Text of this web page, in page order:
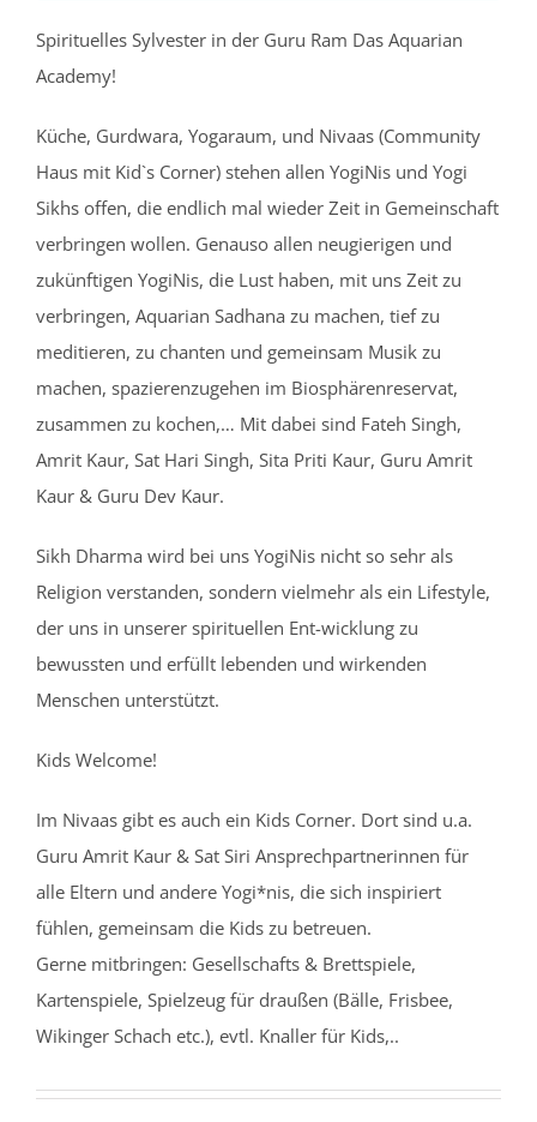
Spirituelles Sylvester in der Guru Ram Das Aquarian
Academy!
Küche, Gurdwara, Yogaraum, und Nivaas (Community
Haus mit Kid`s Corner) stehen allen YogiNis und Yogi
Sikhs offen, die endlich mal wieder Zeit in Gemeinschaft
verbringen wollen. Genauso allen neugierigen und
zukünftigen YogiNis, die Lust haben, mit uns Zeit zu
verbringen, Aquarian Sadhana zu machen, tief zu
meditieren, zu chanten und gemeinsam Musik zu
machen, spazierenzugehen im Biosphärenreservat,
zusammen zu kochen,… Mit dabei sind Fateh Singh,
Amrit Kaur, Sat Hari Singh, Sita Priti Kaur, Guru Amrit
Kaur & Guru Dev Kaur.
Sikh Dharma wird bei uns YogiNis nicht so sehr als
Religion verstanden, sondern vielmehr als ein Lifestyle,
der uns in unserer spirituellen Ent-wicklung zu
bewussten und erfüllt lebenden und wirkenden
Menschen unterstützt.
Kids Welcome!
Im Nivaas gibt es auch ein Kids Corner. Dort sind u.a.
Guru Amrit Kaur & Sat Siri Ansprechpartnerinnen für
alle Eltern und andere Yogi*nis, die sich inspiriert
fühlen, gemeinsam die Kids zu betreuen.
Gerne mitbringen: Gesellschafts & Brettspiele,
Kartenspiele, Spielzeug für draußen (Bälle, Frisbee,
Wikinger Schach etc.), evtl. Knaller für Kids,..